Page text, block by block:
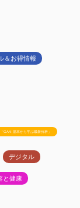
＆お得情報
GA4: 基本から学ぶ最新分析」
デジタル
と健康